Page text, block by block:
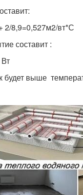
2/8,9=0,527м2/вт*С
составит :
будет выше